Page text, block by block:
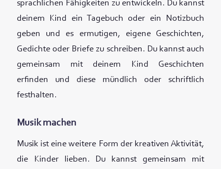
sprachlichen Fähigkeiten zu entwickeln. Du kannst
deinem Kind ein Tagebuch oder ein Notizbuch
geben und es ermutigen, eigene Geschichten,
Gedichte oder Briefe zu schreiben. Du kannst auch
gemeinsam mit deinem Kind Geschichten
erfinden und diese mündlich oder schriftlich
festhalten.
Musik machen
Musik ist eine weitere Form der kreativen Aktivität,
die Kinder lieben. Du kannst gemeinsam mit